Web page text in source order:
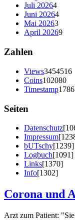
Juli 20264
Juni 20264
Mai 20263
April 20269
Zahlen
Views3454516
Coins102080
Timestamp
Seiten
Datenschutz
Impressum
bUTschy[1239]
Logbuch[1091]
Links[1370]
Info[1302]
Corona und
Arzt zum Patient: